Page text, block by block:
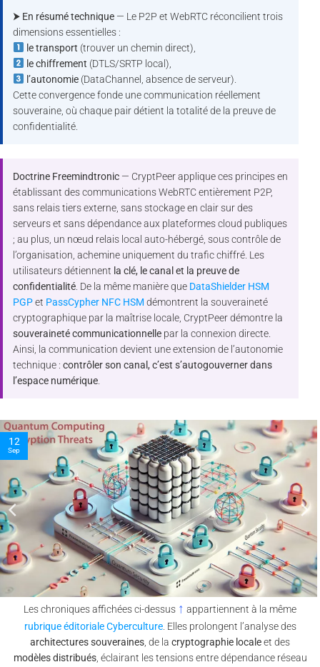
⮞ En résumé technique — Le P2P et WebRTC réconcilient trois
dimensions essentielles :
le transport (trouver un chemin direct),
le chiffrement (DTLS/SRTP local),
l’autonomie (DataChannel, absence de serveur).
Cette convergence fonde une communication réellement
souveraine, où chaque pair détient la totalité de la preuve de
confidentialité.
Doctrine Freemindtronic — CryptPeer applique ces principes en
établissant des communications WebRTC entièrement P2P,
sans relais tiers externe, sans stockage en clair sur des
serveurs et sans dépendance aux plateformes cloud publiques
; au plus, un nœud relais local auto-hébergé, sous contrôle de
l’organisation, achemine uniquement du trafic chiffré. Les
utilisateurs détiennent la clé, le canal et la preuve de
confidentialité . De la même manière que DataShielder HSM
PGPet PassCypher NFC HSM démontrent la souveraineté
cryptographique par la maîtrise locale, CryptPeer démontre la
souveraineté communicationnelle par la connexion directe.
Ainsi, la communication devient une extension de l’autonomie
technique :contrôler son canal, c’est s’autogouverner dans
l’espace numérique
10
Nov
Les chroniques affichées ci-dessus ↑ appartiennent à la même
rubrique éditoriale Cyberculture. Elles prolongent l’analyse des
architectures souveraines, de la cryptographie localeet des
modèles distribués, éclairant les tensions entre dépendance réseau